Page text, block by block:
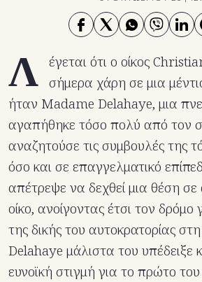
Λ έγεται ότι ο οίκος
σήμερα χάρη σε μια
ήταν Madame Delahaye, μια
αγαπήθηκε τόσο πολύ από τον
αναζητούσε τις συμβουλές της
όσο και σε επαγγελματικό
απέτρεψε να δεχθεί μια θέση σε
οίκο, ανοίγοντας έτσι τον δρόμο
της δικής του αυτοκρατορίας
Delahaye μάλιστα του υπέδειξε
ευνοϊκή στιγμή για το πρώτο